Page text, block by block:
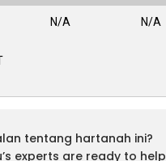
N/A N/A
tentang hartanah ini?
experts are ready to help